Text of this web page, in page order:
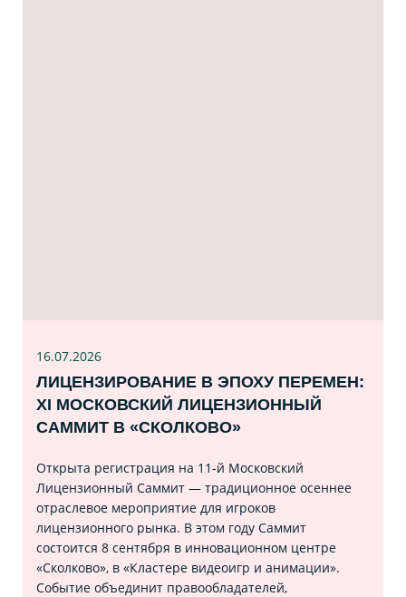
16.07.2026
ЛИЦЕНЗИРОВАНИЕ В ЭПОХУ ПЕРЕМЕН:
XI МОСКОВСКИЙ ЛИЦЕНЗИОННЫЙ
САММИТ В «СКОЛКОВО»
Открыта регистрация на 11‑й Московский
Лицензионный Саммит — традиционное осеннее
отраслевое мероприятие для игроков
лицензионного рынка. В этом году Саммит
состоится 8 сентября в инновационном центре
«Сколково», в «Кластере видеоигр и анимации».
Событие объединит правообладателей,